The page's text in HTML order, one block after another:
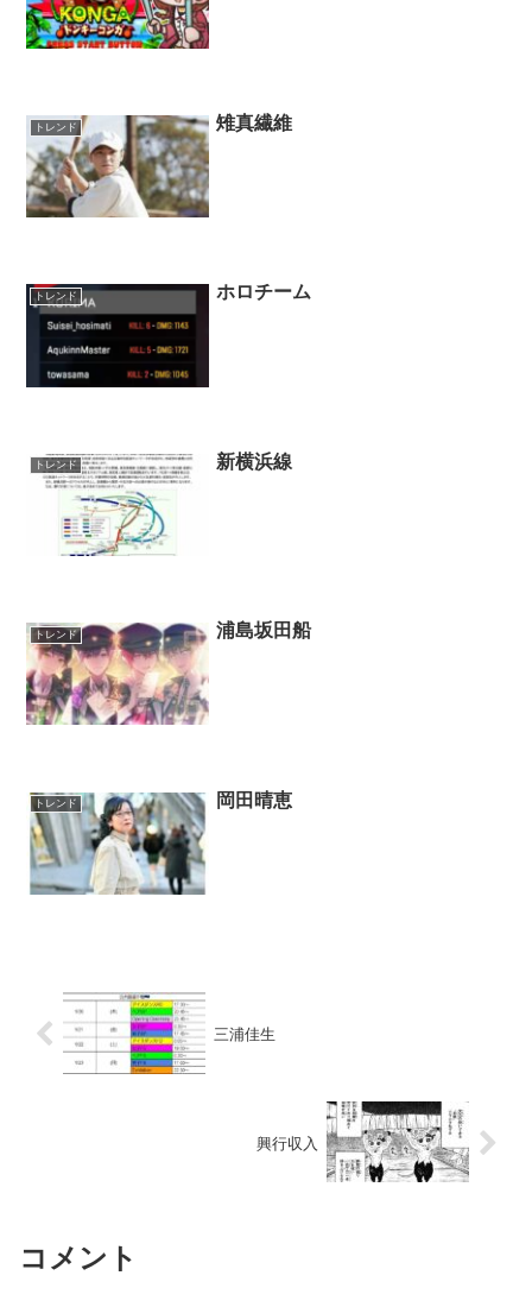
トレンド 雉真繊維
トレンド ホロチーム
トレンド 新横浜線
トレンド 浦島坂田船
トレンド 岡田晴恵
三浦佳生
興行収入
コメント